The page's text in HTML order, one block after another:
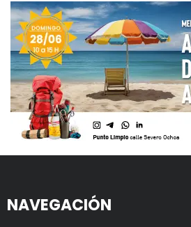
NAVEGACIÓN